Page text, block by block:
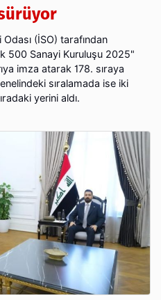
(İSO) tarafından
500 Sanayi Kuruluşu 2025"
imza atarak 178. sıraya
sıralamada ise iki
yerini aldı.